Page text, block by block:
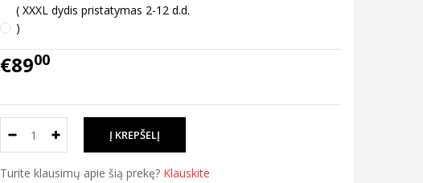
( XXXL dydis pristatymas 2-12 d.d.
)
€8900
Turite klausimų apie šią prekę? Klauskite